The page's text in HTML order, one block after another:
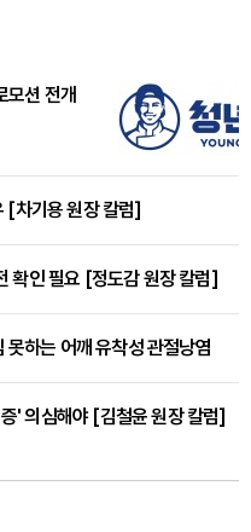
모션 전개
[차기용 원장 칼럼]
확인 필요 [정도감 원장 칼럼]
하는 어깨 유착성 관절낭염
' 의심해야 [김철윤 원장 칼럼]